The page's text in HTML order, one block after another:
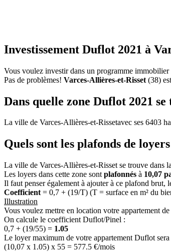
Investissement Duflot 2021 à
Vous voulez investir dans un programme immobilier
Pas de problèmes! Varces-Allières-et-Risset (38)
Dans quelle zone Duflot 2021
La ville de Varces-Allières-et-Rissetavec ses 6403
Quels sont les plafonds de
La ville de Varces-Allières-et-Risset se trouve dans la
Les loyers dans cette zone sont plafonnés à 10,07
Il faut penser également à ajouter à ce plafond
Coefficient = 0,7 + (19/T) (T = surface en m² du
Illustration
Vous voulez mettre en location votre appartement
On calcule le coefficient Duflot/Pinel :
0,7 + (19/55) = 1.05
Le loyer maximum de votre appartement Duflot sera
(10,07 x 1.05) x 55 = 577.5 €/mois